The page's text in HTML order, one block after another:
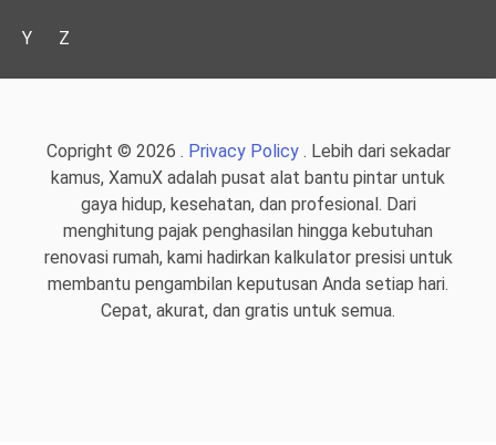
Y Z
Copright © 2026 . Privacy Policy. Lebih dari sekadar
kamus, XamuX adalah pusat alat bantu pintar untuk
gaya hidup, kesehatan, dan profesional. Dari
menghitung pajak penghasilan hingga kebutuhan
renovasi rumah, kami hadirkan kalkulator presisi untuk
membantu pengambilan keputusan Anda setiap hari.
Cepat, akurat, dan gratis untuk semua.